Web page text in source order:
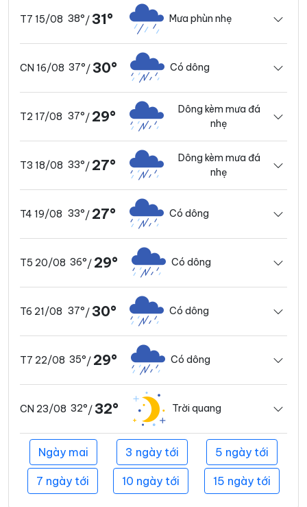
T7 15/08 38°/31° Mưa phùn nhẹ
CN 16/08 37°/30° Có dông
T2 17/08 37°/ 29°
Dông kèm mưa đá
nhẹ
T3 18/08 33°/ 27°
Dông kèm mưa đá
nhẹ
T4 19/08 33°/ 27° Có dông
T5 20/08 36°/ 29° Có dông
T6 21/08 37°/30° Có dông
T7 22/08 35°/ 29° Có dông
CN 23/08 32°/32° Trời quang
Ngày mai 3 ngày tới 5 ngày tới
7 ngày tới 10 ngày tới 15 ngày tới